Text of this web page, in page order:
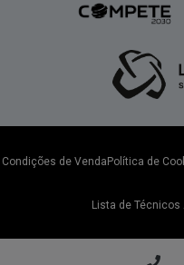
Condições de VendaPolítica de
Lista de Técnicos